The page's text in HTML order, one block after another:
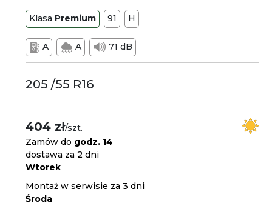
Klasa Premium 91 H
A A 71 dB
205 /55 R16
404 zł/szt.
Zamów do godz. 14
dostawa za 2 dni
Wtorek
Montaż w serwisie za 3 dni
Środa